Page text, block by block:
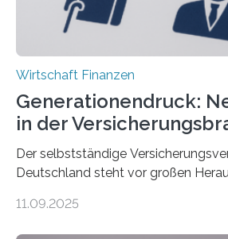
Wirtschaft Finanzen
Generationendruck:
in der
Der selbstständige
Deutschland steht vor großen
Dr. Matthias Beenken und Prof. Dr.
11.09.2025